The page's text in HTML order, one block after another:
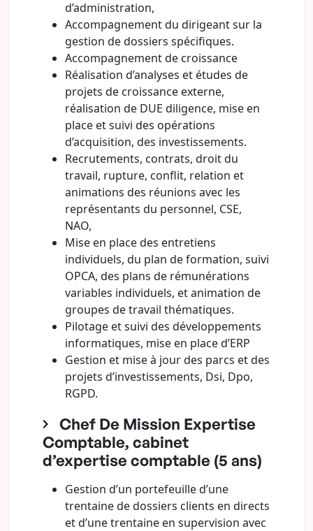
d’administration,
Accompagnement du dirigeant sur la
gestion de dossiers spécifiques.
Accompagnement de croissance
Réalisation d’analyses et études de
projets de croissance externe,
réalisation de DUE diligence, mise en
place et suivi des opérations
d’acquisition, des investissements.
Recrutements, contrats, droit du
travail, rupture, conflit, relation et
animations des réunions avec les
représentants du personnel, CSE,
NAO,
Mise en place des entretiens
individuels, du plan de formation, suivi
OPCA, des plans de rémunérations
variables individuels, et animation de
groupes de travail thématiques.
Pilotage et suivi des développements
informatiques, mise en place d’ERP
Gestion et mise à jour des parcs et des
projets d’investissements, Dsi, Dpo,
RGPD.
Chef De Mission Expertise
Comptable, cabinet
d’expertise comptable (5 ans)
Gestion d’un portefeuille d’une
trentaine de dossiers clients en directs
et d’une trentaine en supervision avec